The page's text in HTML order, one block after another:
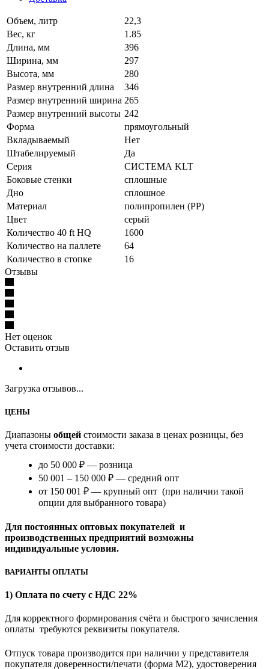
Объем, литр
22,3
Вес, кг
1.85
Длина, мм
396
Ширина, мм
297
Высота, мм
280
Размер внутренний длина
346
Размер внутренний ширина 265
Размер внутренний высоты 242
Форма
прямоугольный
Вкладываемый
Нет
Штабелируемый
Да
Серия
СИСТЕМА KLT
Боковые стенки
сплошные
Дно
сплошное
Материал
полипропилен (PP)
Цвет
серый
Количество 40 ft HQ
1600
Количество на паллете
64
Количество в стопке
16
Отзывы
Нет оценок
Оставить отзыв
Загрузка отзывов...
ЦЕНЫ
Диапазоны общей стоимости заказа в ценах розницы, без
учета стоимости доставки:
до 50 000 ₽ — розница
50 001 – 150 000 ₽ — средний опт
от 150 001 ₽ — крупный опт (при наличии такой
опции для выбранного товара)
Для постоянных оптовых покупателей и
производственных предприятий возможны
индивидуальные условия.
ВАРИАНТЫ ОПЛАТЫ
1) Оплата по счету с НДС 22%
Для корректного формирования счёта и быстрого зачисления
оплаты требуются реквизиты покупателя.
Отпуск товара производится при наличии у представителя
покупателя доверенности/печати (форма M2), удостоверения